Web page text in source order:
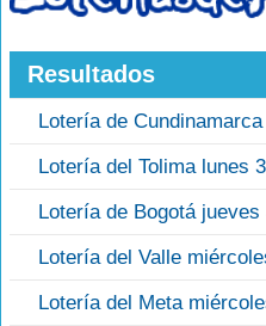
Resultados
Lotería de
Lotería del Tolima lunes
Lotería de Bogotá
Lotería del Valle
Lotería del Meta